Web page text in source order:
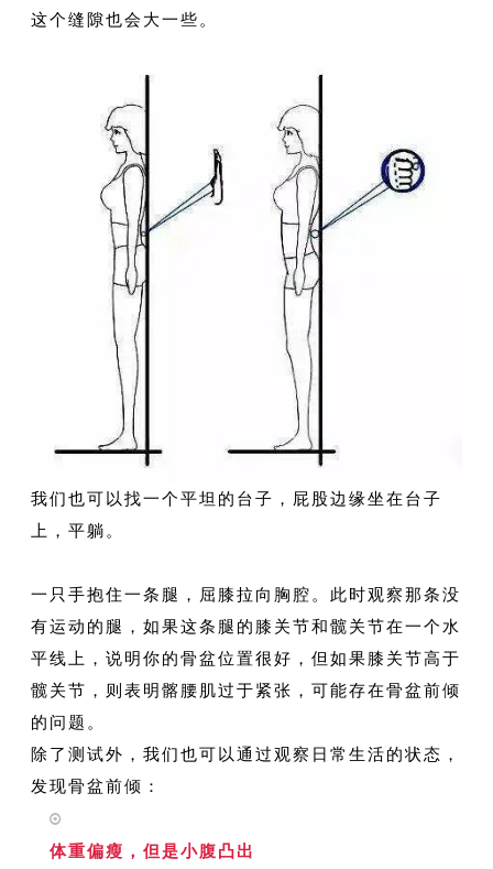
这个缝隙也会大一些。
我们也可以找一个平坦的台子，屁股边缘坐在台子
上，平躺。
一只手抱住一条腿，屈膝拉向胸腔。此时观察那条没
有运动的腿，如果这条腿的膝关节和髋关节在一个水
平线上，说明你的骨盆位置很好，但如果膝关节高于
髋关节，则表明髂腰肌过于紧张，可能存在骨盆前倾
的问题。
除了测试外，我们也可以通过观察日常生活的状态，
发现骨盆前倾：
体重偏瘦，但是小腹凸出